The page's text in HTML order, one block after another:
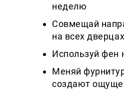
неделю
Совмещай
на всех дверцах
Используй фен
Меняй
создают